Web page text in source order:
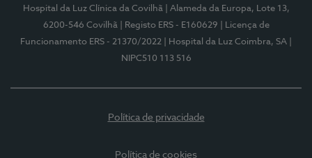
Hospital da Luz Clínica da Covilhã
| Alameda da Europa, Lote 13,
6200-546 Covilhã
| Registo ERS - E160629
| Licença de
Funcionamento ERS - 21370/2022
| Hospital da Luz Coimbra, SA
NIPC510 113 516
Política de privacidade
Política de cookies